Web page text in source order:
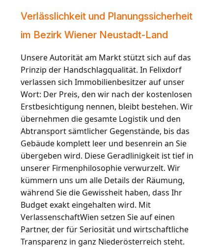
Verlässlichkeit und Planungssicherheit
im Bezirk Wiener Neustadt-Land
Unsere Autorität am Markt stützt sich auf das
Prinzip der Handschlagqualität. In Felixdorf
verlassen sich Immobilienbesitzer auf unser
Wort: Der Preis, den wir nach der kostenlosen
Erstbesichtigung nennen, bleibt bestehen. Wir
übernehmen die gesamte Logistik und den
Abtransport sämtlicher Gegenstände, bis das
Gebäude komplett leer und besenrein an Sie
übergeben wird. Diese Geradlinigkeit ist tief in
unserer Firmenphilosophie verwurzelt. Wir
kümmern uns um alle Details der Räumung,
während Sie die Gewissheit haben, dass Ihr
Budget exakt eingehalten wird. Mit
VerlassenschaftWien setzen Sie auf einen
Partner, der für Seriosität und wirtschaftliche
Transparenz in ganz Niederösterreich steht.